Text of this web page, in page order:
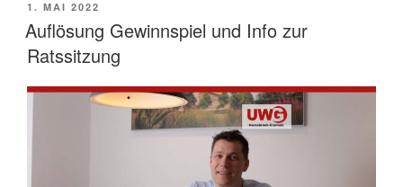
VERÖFFENTLICHT
AM
1. MAI 2022
Auflösung Gewinnspiel und Info zur
Ratssitzung